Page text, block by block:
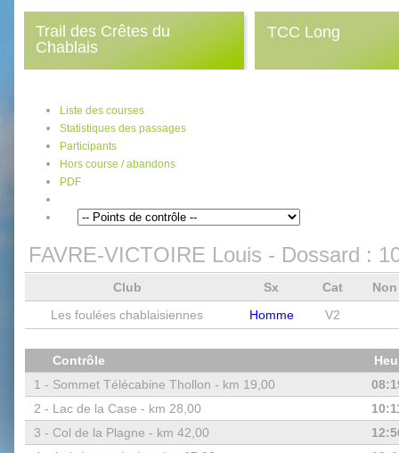
Trail des Crêtes du
Chablais
TCC Long
Liste des courses
Statistiques des passages
Participants
Hors course / abandons
PDF
FAVRE-VICTOIRE Louis - Dossard :
Club Sx Cat
Les foulées chablaisiennes
Homme V2
Contrôle
1 - Sommet Télécabine Thollon - km 19,00
2 - Lac de la Case - km 28,00
3 - Col de la Plagne - km 42,00